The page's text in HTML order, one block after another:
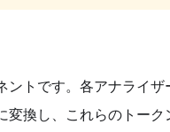
トです。各アナライザ
換し、これらのトーク